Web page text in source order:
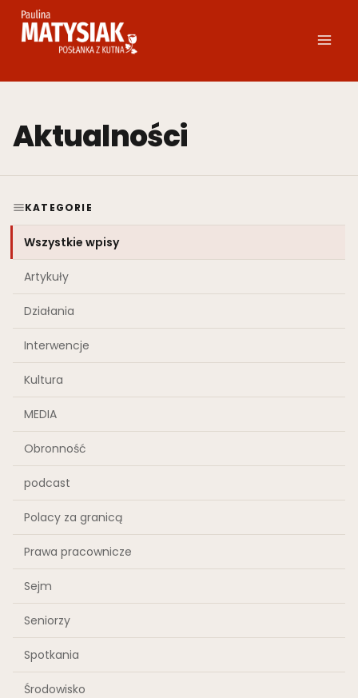
Przejdź
Aktualności
KATEGORIE
Wszystkie wpisy
Artykuły
Działania
Interwencje
Kultura
MEDIA
Obronność
podcast
Polacy za granicą
Prawa pracownicze
Sejm
Seniorzy
Spotkania
Środowisko